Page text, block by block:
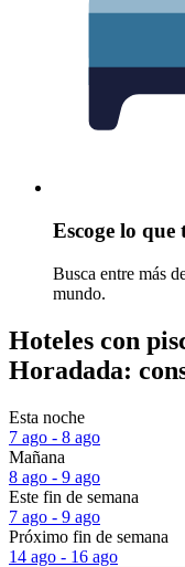
Escoge lo que
Busca entre más
mundo.
Hoteles con
Horadada:
Esta noche
7 ago - 8 ago
Mañana
8 ago - 9 ago
Este fin de semana
7 ago - 9 ago
Próximo fin de semana
14 ago - 16 ago